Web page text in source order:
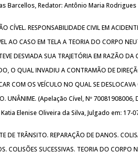
Barcellos, Redator: Antônio Maria
CÍVEL. RESPONSABILIDADE CIVIL EM
AO CASO EM TELA A TEORIA DO CORPO
DESVIADA SUA TRAJETÓRIA EM RAZÃO
O QUAL INVADIU A CONTRAMÃO DE
COM OS VEÍCULO NO QUAL SE
UNÂNIME. (Apelação Cível, Nº
Elenise Oliveira da Silva, Julgado em: 17-
DE TRÂNSITO. REPARAÇÃO DE DANOS.
COLISÕES SUCESSIVAS. TEORIA DO